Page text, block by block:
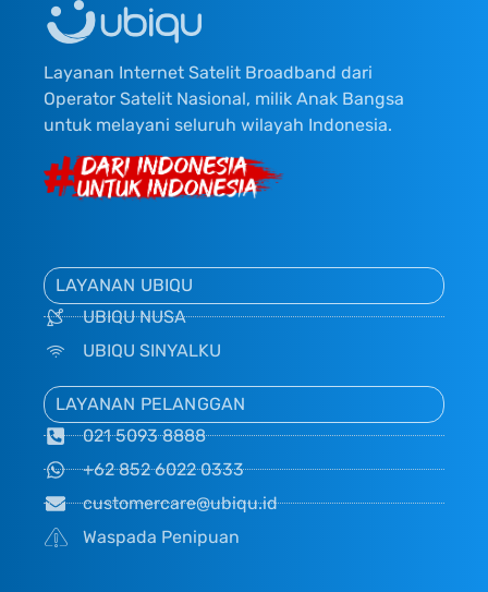
Layanan Internet Satelit Broadband dari
Operator Satelit Nasional, milik Anak Bangsa
untuk melayani seluruh wilayah Indonesia.
LAYANAN UBIQU
UBIQU NUSA
UBIQU SINYALKU
LAYANAN PELANGGAN
021 5093 8888
+62 852 6022 0333
customercare@ubiqu.id
Waspada Penipuan